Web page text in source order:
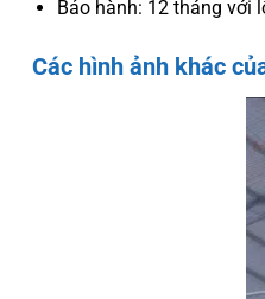
Bảo hành: 12 tháng với
Các hình ảnh khác